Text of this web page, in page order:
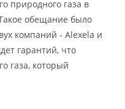
природного газа в
обещание было
компаний - Alexela и
гарантий, что
газа, который